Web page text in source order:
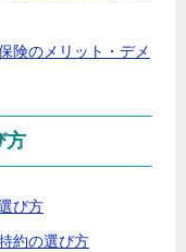
険のメリット・デメ
方
び方
約の選び方